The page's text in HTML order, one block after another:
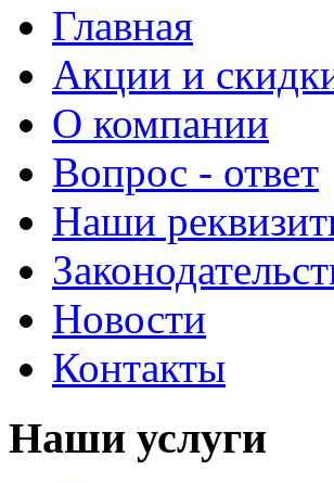
Главная
Акции и
О компании
Вопрос - ответ
Наши
Новости
Контакты
Наши услуги